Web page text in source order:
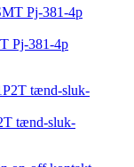
Pj-381-4p
tænd-sluk-